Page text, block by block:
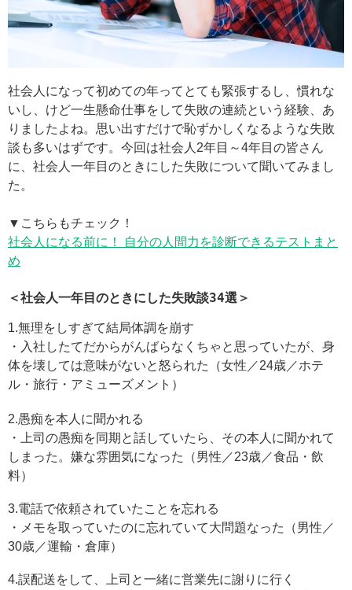
社会人になって初めての年ってとても緊張するし、慣れな
いし、けど一生懸命仕事をして失敗の連続という経験、あ
りましたよね。思い出すだけで恥ずかしくなるような失敗
談も多いはずです。今回は社会人2年目～4年目の皆さん
に、社会人一年目のときにした失敗について聞いてみまし
た。
▼こちらもチェック！
社会人になる前に！ 自分の人間力を診断できるテストまと
め
＜社会人一年目のときにした失敗談34選＞
1.無理をしすぎて結局体調を崩す
・入社したてだからがんばらなくちゃと思っていたが、身
体を壊しては意味がないと怒られた（女性／24歳／ホテ
ル・旅行・アミューズメント）
2.愚痴を本人に聞かれる
・上司の愚痴を同期と話していたら、その本人に聞かれて
しまった。嫌な雰囲気になった（男性／23歳／食品・飲
料）
3.電話で依頼されていたことを忘れる
・メモを取っていたのに忘れていて大問題なった（男性／
30歳／運輸・倉庫）
4.誤配送をして、上司と一緒に営業先に謝りに行く